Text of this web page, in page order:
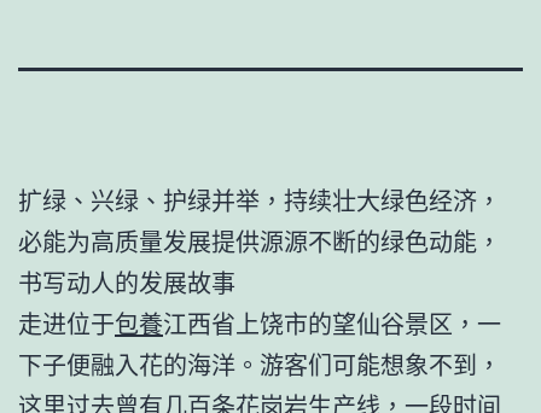
扩绿、兴绿、护绿并举，持续壮大绿色经济，
必能为高质量发展提供源源不断的绿色动能，
书写动人的发展故事
走进位于包養江西省上饶市的望仙谷景区，一
下子便融入花的海洋。游客们可能想象不到，
这里过去曾有几百条花岗岩生产线，一段时间